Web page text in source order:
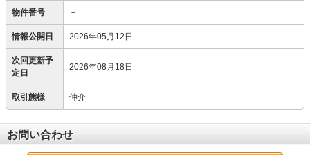
物件番号 －
情報公開日 2026年05月12日
次回更新予
定日
2026年08月18日
取引態様 仲介
お問い合わせ